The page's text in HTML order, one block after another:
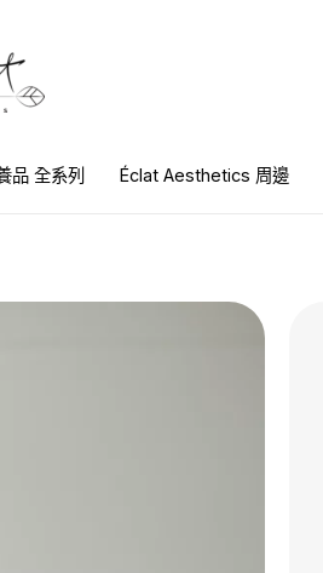
品 全系列 Éclat Aesthetics 周邊